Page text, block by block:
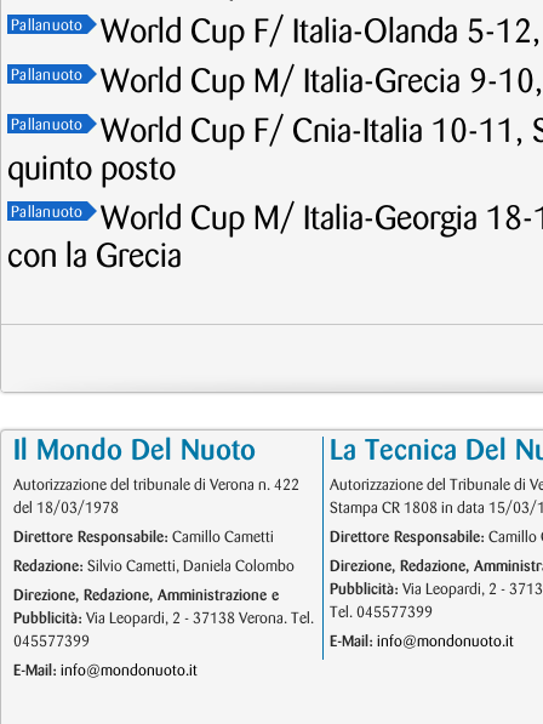
Pallanuoto World Cup F/ Italia-Olanda 5-
Pallanuoto World Cup M/ Italia-Grecia 9-
Pallanuoto
World Cup F/ Cnia-Italia 10-11,
quinto posto
Pallanuoto
World Cup M/ Italia-Georgia
con la Grecia
Il Mondo Del Nuoto
Autorizzazione del tribunale di Verona n. 422
del 18/03/1978
Direttore Responsabile: Camillo Cametti
Redazione: Silvio Cametti, Daniela Colombo
Direzione, Redazione, Amministrazione e
Pubblicità: Via Leopardi, 2 - 37138 Verona. Tel.
045577399
E-Mail: info@mondonuoto.it
La Tecnica Del
Autorizzazione del Tribunale di
Stampa CR 1808 in data 15/03/
Direttore Responsabile: Camillo
Direzione, Redazione,
Pubblicità: Via Leopardi, 2 -
Tel. 045577399
E-Mail: info@mondonuoto.it